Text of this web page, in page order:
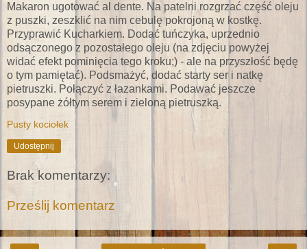
Makaron ugotować al dente. Na patelni rozgrzać część oleju
z puszki, zeszklić na nim cebulę pokrojoną w kostkę.
Przyprawić Kucharkiem. Dodać tuńczyka, uprzednio
odsączonego z pozostałego oleju (na zdjęciu powyżej
widać efekt pominięcia tego kroku;) - ale na przyszłość będę
o tym pamiętać). Podsmażyć, dodać starty ser i natkę
pietruszki. Połączyć z łazankami. Podawać jeszcze
posypane żółtym serem i zieloną pietruszką.
Pusty kociołek
Udostępnij
Brak komentarzy:
Prześlij komentarz